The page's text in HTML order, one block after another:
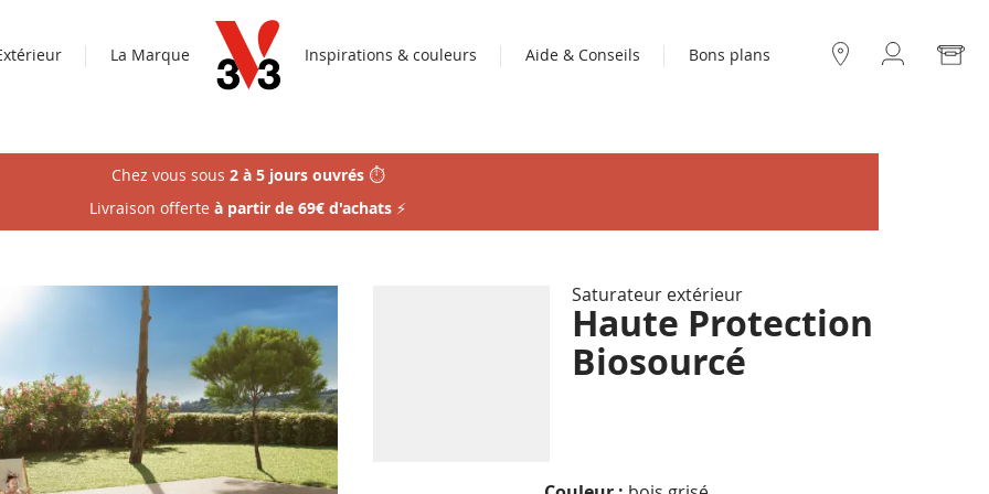
La Marque Inspirations & couleurs Aide & Conseils
Bons plans
Chez vous sous 2 à 5 jours ouvrés ⏱️
Livraison offerte à partir de 69€ d'achats ⚡
Saturateur extérieur
Haute Protection
Biosourcé